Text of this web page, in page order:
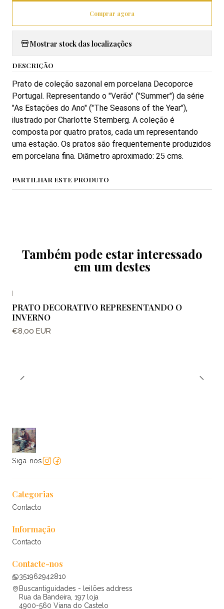
Comprar agora
Mostrar stock das localizações
DESCRIÇÃO
Prato de coleção sazonal em porcelana Decoporce
Portugal. Representando o "Verão" ("Summer") da série
"As Estações do Ano" ("The Seasons of the Year"),
ilustrado por Charlotte Sternberg. A coleção é
composta por quatro pratos, cada um representando
uma estação. Os pratos são frequentemente produzidos
em porcelana fina. Diâmetro aproximado: 25 cms.
PARTILHAR ESTE PRODUTO
Também pode estar interessado
em um destes
PRATO DECORATIVO REPRESENTANDO O
INVERNO
€8,00 EUR
Siga-nos
Categorias
Contacto
Informação
Contacto
Contacte-nos
351962942810
Buscantiguidades - leilões address
Rua da Bandeira, 197 loja
4900-560 Viana do Castelo